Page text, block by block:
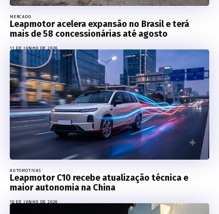
MERCADO
Leapmotor acelera expansão no Brasil e terá
mais de 58 concessionárias até agosto
11 DE JUNHO DE 2026
AUTOMOTIVAS
Leapmotor C10 recebe atualização técnica e
maior autonomia na China
10 DE JUNHO DE 2026